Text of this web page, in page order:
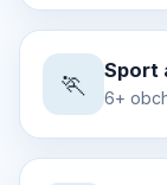
🏃 Sport
6+